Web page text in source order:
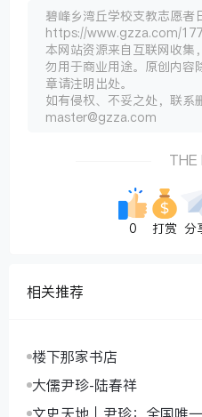
碧峰乡湾丘学校支教志愿者
https://www.gzza.com/
本网站资源来自互联网收集
勿用于商业用途。原创内容
章请注明出处。
如有侵权、不妥之处，联系
master@gzza.com
THE
0 打赏 分
相关推荐
楼下那家书店
大儒尹珍-陆春祥